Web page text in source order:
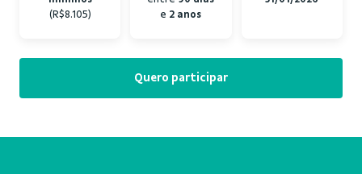
(R$8.105)
e 2 anos
Quero participar